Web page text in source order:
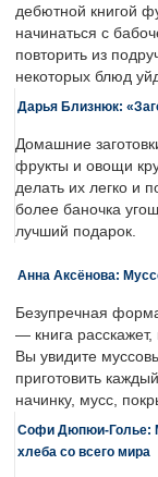
дебютной книгой
начинаться с
повторить из
некоторых блюд
Дарья Близнюк:
Домашние
фрукты и овощи
делать их легко и
более баночка
лучший подарок.
Анна Аксёнова:
Безупречная
— книга расскажет,
Вы увидите
приготовить
начинку, мусс,
Софи Дюпюи-Голье:
хлеба со всего мира